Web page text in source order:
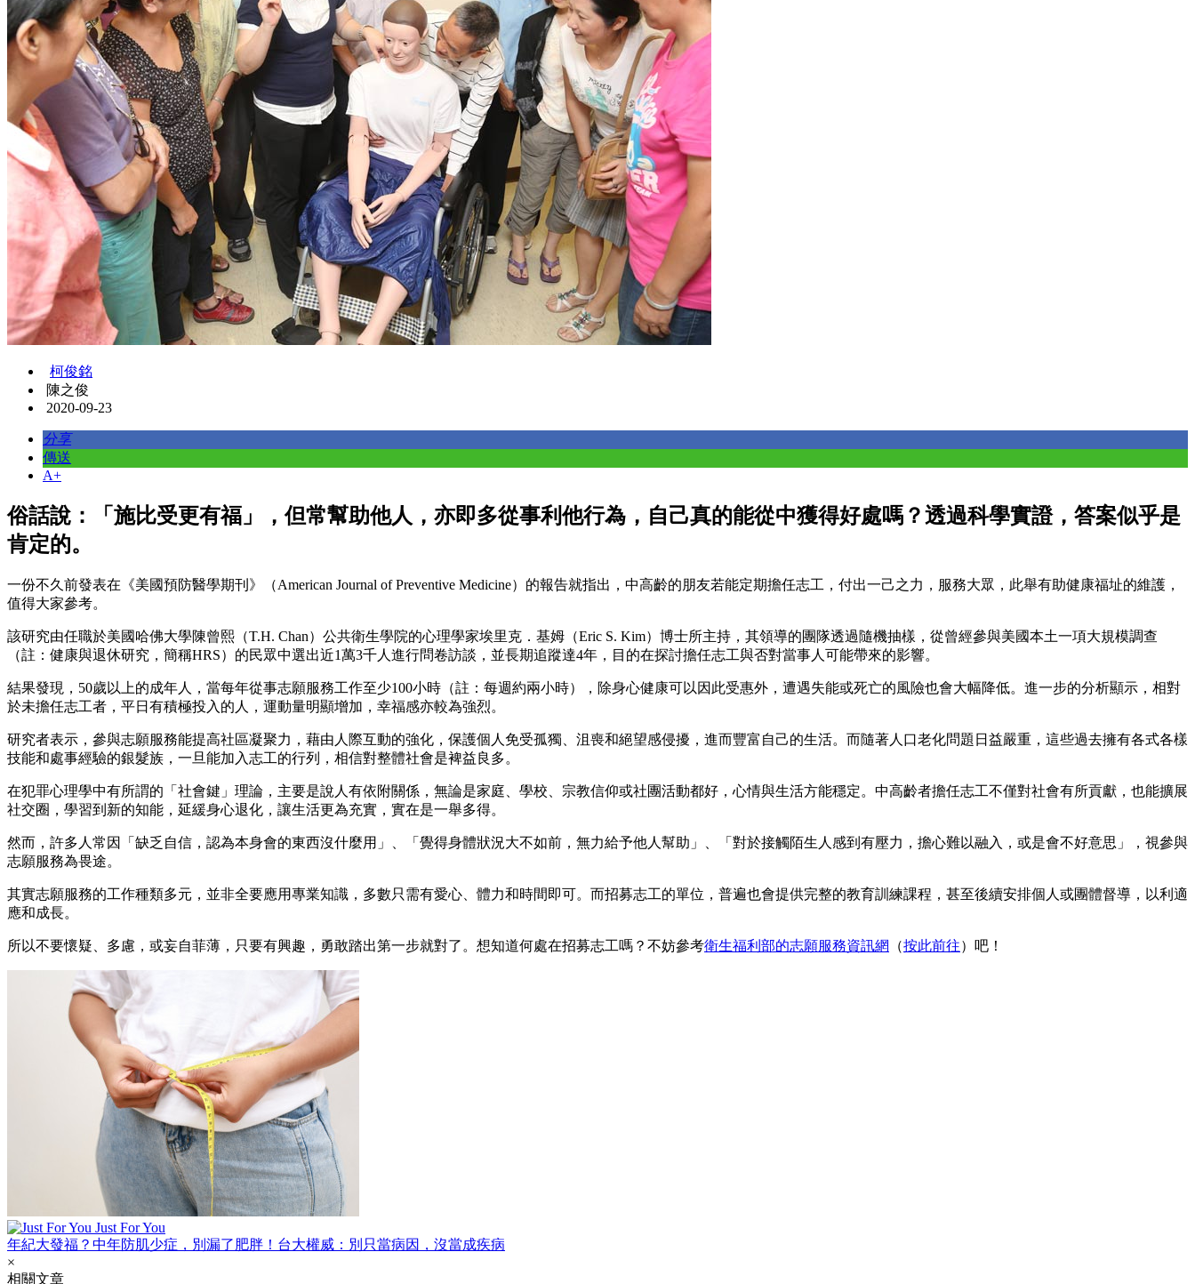
柯俊銘
陳之俊
2020-09-23
分享
傳送
A+
俗話說：「施比受更有福」，但常幫助他人，亦即多從事利他行為，自己真的能從中獲得好處嗎？透過科學實證，答案似乎是
肯定的。
一份不久前發表在《美國預防醫學期刊》（American Journal of Preventive Medicine）的報告就指出，中高齡的朋友若能定期擔任志工，付出一己之力，服務大眾，此舉有助健康福址的維護，
值得大家參考。
該研究由任職於美國哈佛大學陳曾熙（T.H. Chan）公共衛生學院的心理學家埃里克．基姆（Eric S. Kim）博士所主持，其領導的團隊透過隨機抽樣，從曾經參與美國本土一項大規模調查
（註：健康與退休研究，簡稱HRS）的民眾中選出近1萬3千人進行問卷訪談，並長期追蹤達4年，目的在探討擔任志工與否對當事人可能帶來的影響。
結果發現，50歲以上的成年人，當每年從事志願服務工作至少100小時（註：每週約兩小時），除身心健康可以因此受惠外，遭遇失能或死亡的風險也會大幅降低。進一步的分析顯示，相對
於未擔任志工者，平日有積極投入的人，運動量明顯增加，幸福感亦較為強烈。
研究者表示，參與志願服務能提高社區凝聚力，藉由人際互動的強化，保護個人免受孤獨、沮喪和絕望感侵擾，進而豐富自己的生活。而隨著人口老化問題日益嚴重，這些過去擁有各式各樣
技能和處事經驗的銀髮族，一旦能加入志工的行列，相信對整體社會是裨益良多。
在犯罪心理學中有所謂的「社會鍵」理論，主要是說人有依附關係，無論是家庭、學校、宗教信仰或社團活動都好，心情與生活方能穩定。中高齡者擔任志工不僅對社會有所貢獻，也能擴展
社交圈，學習到新的知能，延緩身心退化，讓生活更為充實，實在是一舉多得。
然而，許多人常因「缺乏自信，認為本身會的東西沒什麼用」、「覺得身體狀況大不如前，無力給予他人幫助」、「對於接觸陌生人感到有壓力，擔心難以融入，或是會不好意思」，視參與
志願服務為畏途。
其實志願服務的工作種類多元，並非全要應用專業知識，多數只需有愛心、體力和時間即可。而招募志工的單位，普遍也會提供完整的教育訓練課程，甚至後續安排個人或團體督導，以利適
應和成長。
所以不要懷疑、多慮，或妄自菲薄，只要有興趣，勇敢踏出第一步就對了。想知道何處在招募志工嗎？不妨參考衛生福利部的志願服務資訊網 （按此前往）吧！
Just For You
年紀大發福？中年防肌少症，別漏了肥胖！台大權威：別只當病因，沒當成疾病
×
相關文章